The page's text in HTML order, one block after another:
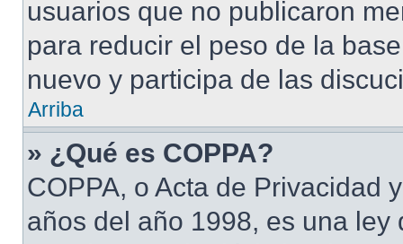
usuarios que no publicaron
para reducir el peso de la
nuevo y participa de las
Arriba
» ¿Qué es COPPA?
COPPA, o Acta de Privacidad
años del año 1998, es una